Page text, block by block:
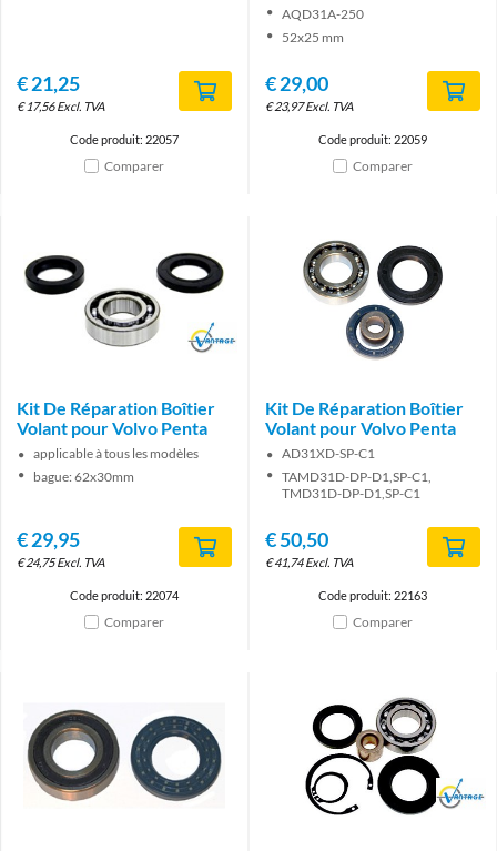
€21,25
€17,56 Excl. TVA
Code produit: 22057
Comparer
AQD31A-250
52x25 mm
€29,00
€23,97 Excl. TVA
Code produit: 22059
Comparer
Brand
Kit De Réparation Boîtier
Volant pour Volvo Penta
applicable à tous les modèles
bague: 62x30mm
€29,95
€24,75 Excl. TVA
Code produit: 22074
Comparer
Kit De Réparation Boîtier
Volant pour Volvo Penta
AD31XD-SP-C1
TAMD31D-DP-D1,SP-C1,
TMD31D-DP-D1,SP-C1
€50,50
€41,74 Excl. TVA
Code produit: 22163
Comparer
Brand